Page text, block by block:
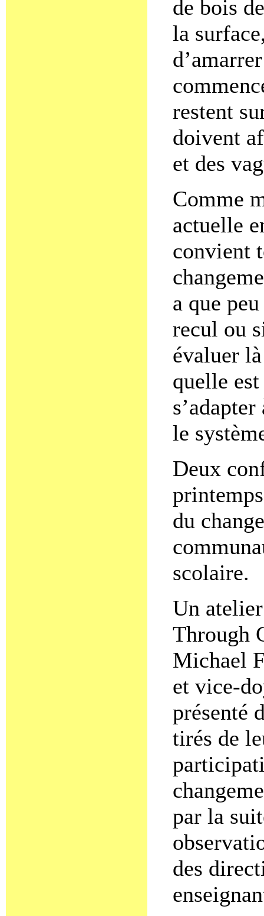
de bois
la
restent
doivent
et des
Comme
actuelle
convient
a que
recul ou
évaluer
quelle
le
Deux
du
scolaire.
Un
Through
Michael
et vice-
présenté
tirés de
par la
des